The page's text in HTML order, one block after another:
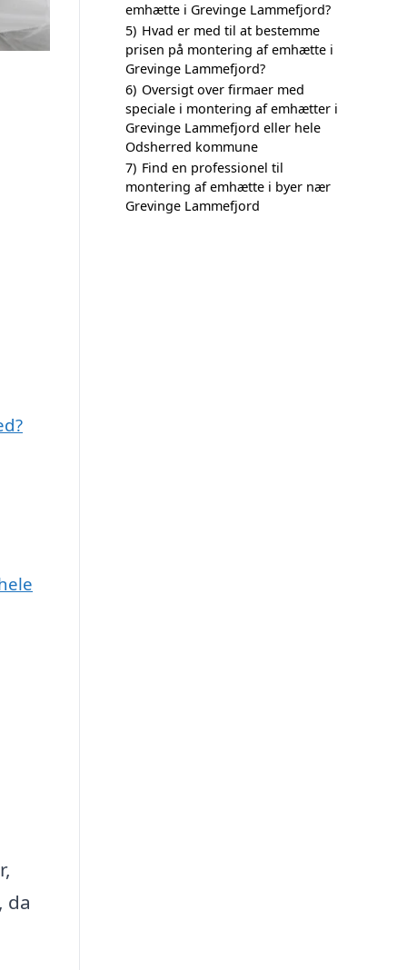
da
emhætte i Grevinge Lammefjord?
5) Hvad er med til at bestemme
prisen på montering af emhætte i
Grevinge Lammefjord?
6) Oversigt over firmaer med
speciale i montering af emhætter i
Grevinge Lammefjord eller hele
Odsherred kommune
7) Find en professionel til
montering af emhætte i byer nær
Grevinge Lammefjord